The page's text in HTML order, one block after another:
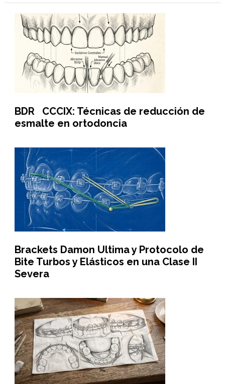
BDR CCCIX: Técnicas de reducción de
esmalte en ortodoncia
Brackets Damon Ultima y Protocolo de
Bite Turbos y Elásticos en una Clase II
Severa